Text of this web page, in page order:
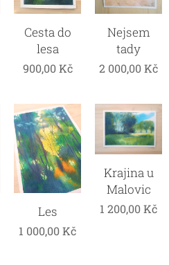
Cesta do
lesa
900,00Kč
Nejsem
tady
2 000,00Kč
Les
1 000,00Kč
Krajina u
Malovic
1 200,00Kč